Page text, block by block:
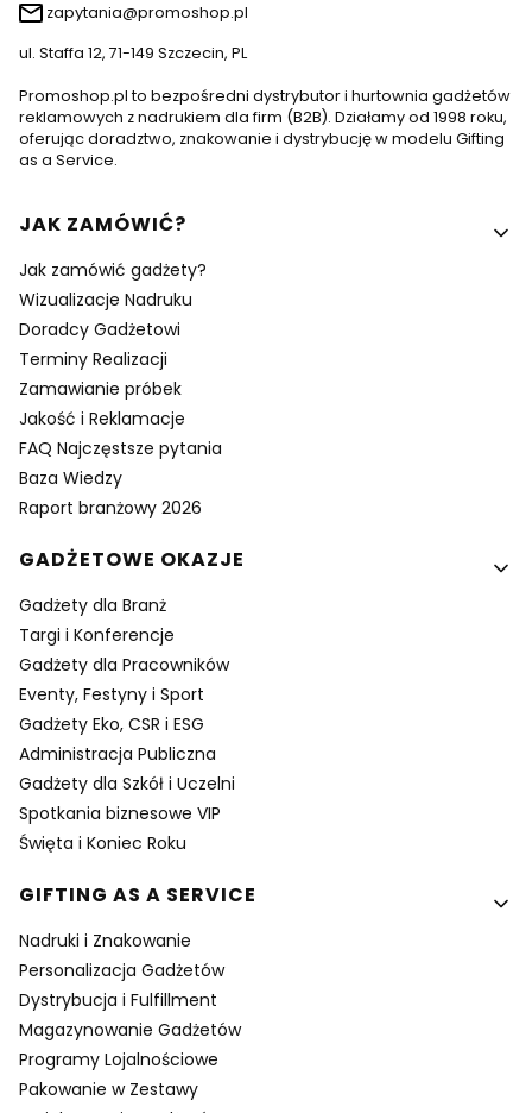
zapytania@promoshop.pl
ul. Staffa 12, 71-149 Szczecin, PL
Promoshop.pl to bezpośredni dystrybutor i hurtownia gadżetów
reklamowych z nadrukiem dla firm (B2B). Działamy od 1998 roku,
oferując doradztwo, znakowanie i dystrybucję w modelu Gifting
as a Service.
Linki w stopce
JAK ZAMÓWIĆ?
Jak zamówić gadżety?
Wizualizacje Nadruku
Doradcy Gadżetowi
Terminy Realizacji
Zamawianie próbek
Jakość i Reklamacje
FAQ Najczęstsze pytania
Baza Wiedzy
Raport branżowy 2026
GADŻETOWE OKAZJE
Gadżety dla Branż
Targi i Konferencje
Gadżety dla Pracowników
Eventy, Festyny i Sport
Gadżety Eko, CSR i ESG
Administracja Publiczna
Gadżety dla Szkół i Uczelni
Spotkania biznesowe VIP
Święta i Koniec Roku
GIFTING AS A SERVICE
Nadruki i Znakowanie
Personalizacja Gadżetów
Dystrybucja i Fulfillment
Magazynowanie Gadżetów
Programy Lojalnościowe
Pakowanie w Zestawy